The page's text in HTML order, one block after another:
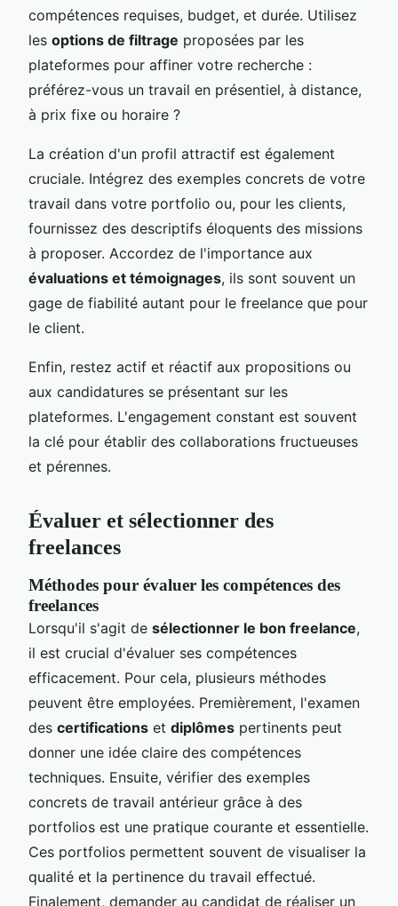
compétences requises, budget, et durée. Utilisez
les options de filtrage proposées par les
plateformes pour affiner votre recherche :
préférez-vous un travail en présentiel, à distance,
à prix fixe ou horaire ?
La création d'un profil attractif est également
cruciale. Intégrez des exemples concrets de votre
travail dans votre portfolio ou, pour les clients,
fournissez des descriptifs éloquents des missions
à proposer. Accordez de l'importance aux
évaluations et témoignages, ils sont souvent un
gage de fiabilité autant pour le freelance que pour
le client.
Enfin, restez actif et réactif aux propositions ou
aux candidatures se présentant sur les
plateformes. L'engagement constant est souvent
la clé pour établir des collaborations fructueuses
et pérennes.
Évaluer et sélectionner des
freelances
Méthodes pour évaluer les compétences des
freelances
Lorsqu'il s'agit de sélectionner le bon freelance,
il est crucial d'évaluer ses compétences
efficacement. Pour cela, plusieurs méthodes
peuvent être employées. Premièrement, l'examen
des certifications et diplômes pertinents peut
donner une idée claire des compétences
techniques. Ensuite, vérifier des exemples
concrets de travail antérieur grâce à des
portfolios est une pratique courante et essentielle.
Ces portfolios permettent souvent de visualiser la
qualité et la pertinence du travail effectué.
Finalement, demander au candidat de réaliser un